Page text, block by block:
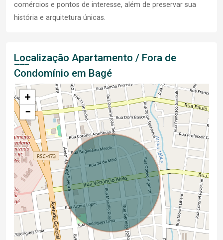
comércios e pontos de interesse, além de preservar sua
história e arquitetura únicas.
Localização Apartamento / Fora de
Condomínio em Bagé
+
−